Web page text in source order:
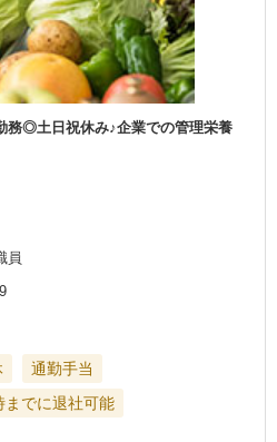
務◎土日祝休み♪企業での管理栄養
員
通勤手当
までに退社可能